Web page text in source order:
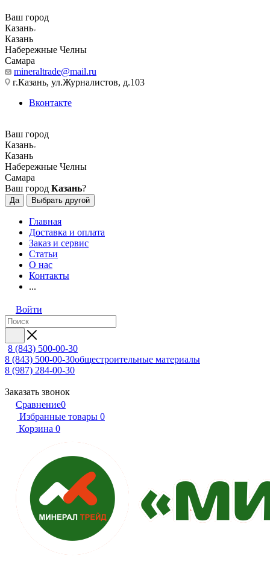
Ваш город
Казань
Казань
Набережные Челны
Самара
mineraltrade@mail.ru
г.Казань, ул.Журналистов, д.103
Вконтакте
Ваш город
Казань
Казань
Набережные Челны
Самара
Ваш город Казань?
Да Выбрать другой
Главная
Доставка и оплата
Заказ и сервис
Статьи
О нас
Контакты
...
Войти
8 (843) 500-00-30
8 (843) 500-00-30общестроительные материалы
8 (987) 284-00-30
Заказать звонок
Сравнение0
Избранные товары 0
Корзина 0